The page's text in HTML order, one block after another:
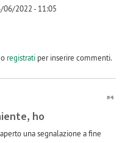
06/2022 - 11:05
registratiper inserire commenti.
#4
ho
una segnalazione a fine